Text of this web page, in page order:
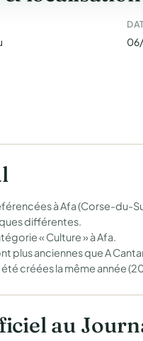
à Afa (Corse-du-
différentes.
« Culture » à Afa.
plus anciennes que A
créées la même année
au